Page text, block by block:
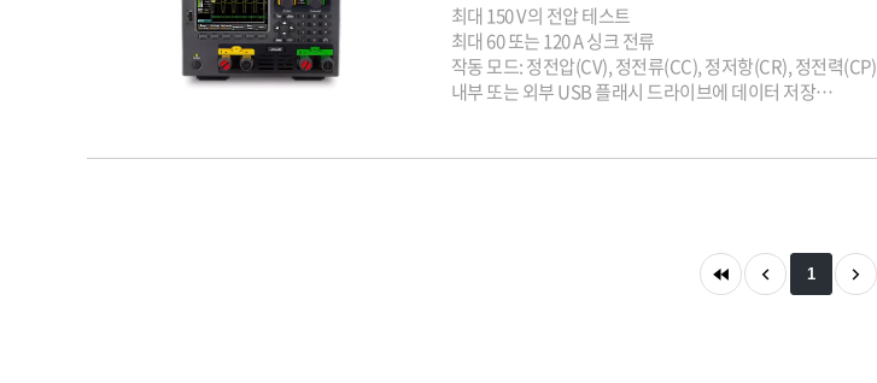
최대 150 V의 전압 테스트
최대 60 또는 120 A 싱크 전류
작동 모드: 정전압(CV), 정전류(CC), 정저항(CR), 정전력(CP)
내부 또는 외부 USB 플래시 드라이브에 데이터 저장
USB, LAN(LXI 코어) 및 옵션인 GPIB를 통한 연결
1